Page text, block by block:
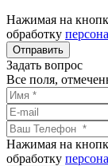
Нажимая на
обработку
Задать вопрос
Все поля,
Нажимая на
обработку